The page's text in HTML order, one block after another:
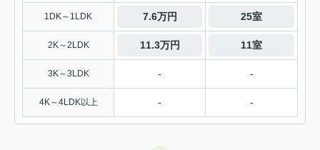
1DK～1LDK 7.6万円 25室
2K～2LDK 11.3万円 11室
3K～3LDK - -
4K～4LDK以上 - -